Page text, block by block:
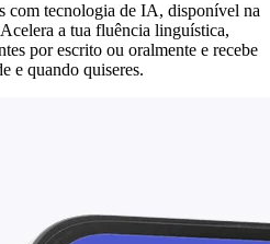
com tecnologia de IA, disponível na
a tua fluência linguística,
por escrito ou oralmente e recebe
e quando quiseres.